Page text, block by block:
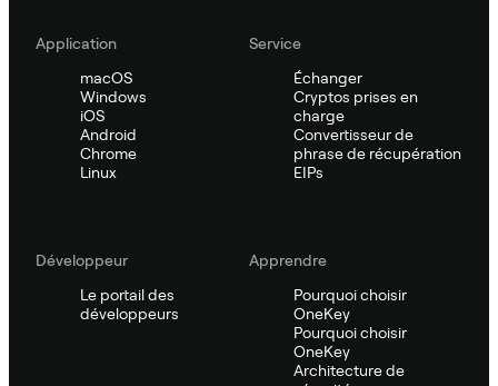
Application
macOS
Windows
iOS
Android
Chrome
Linux
Service
Échanger
Cryptos prises en
charge
Convertisseur de
phrase de récupération
EIPs
Développeur
Le portail des
développeurs
Apprendre
Pourquoi choisir
OneKey
Pourquoi choisir
OneKey
Architecture de